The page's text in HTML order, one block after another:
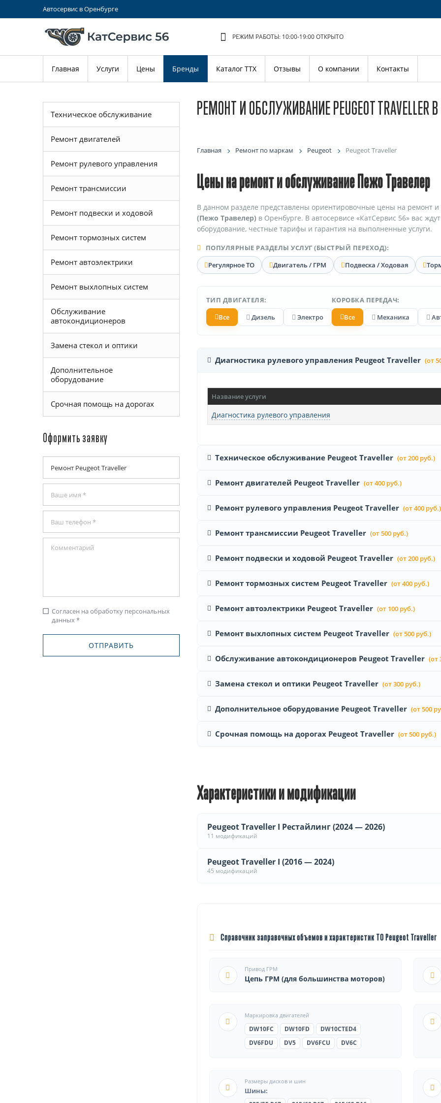
Автосервис в Оренбурге
РЕЖИМ РАБОТЫ: 10:00-19:00ОТКРЫТО
Главная Услуги Цены Бренды Каталог ТТХ Отзывы О компании Контакты
РЕМОНТ И ОБСЛУЖИВАНИЕ PEUGEOT TRAVELLER
Главная Ремонт по маркам Peugeot Peugeot Traveller
Цены на ремонт и обслуживание Пежо Травелер
В данном разделе представлены ориентировочные цены на ремонт
(Пежо Травелер) в Оренбурге. В автосервисе «КатСервис 56» вас
оборудование, честные тарифы и гарантия на выполненные услуги.
ПОПУЛЯРНЫЕ РАЗДЕЛЫ УСЛУГ (БЫСТРЫЙ ПЕРЕХОД):
Регулярное ТО
Двигатель / ГРМ Подвеска / Ходовая
ТИП ДВИГАТЕЛЯ:
Все
Дизель Электро
КОРОБКА ПЕРЕДАЧ:
Все
Механика
Диагностика рулевого управления Peugeot Traveller (от
Название услуги
Диагностика рулевого управления
Техническое обслуживание Peugeot Traveller (от 200 руб.)
Ремонт двигателей Peugeot Traveller (от 400 руб.)
Ремонт рулевого управления Peugeot Traveller (от 400 руб.)
Ремонт трансмиссии Peugeot Traveller (от 500 руб.)
Ремонт подвески и ходовой Peugeot Traveller (от 200 руб.)
Ремонт тормозных систем Peugeot Traveller (от 400 руб.)
Ремонт автоэлектрики Peugeot Traveller (от 100 руб.)
Ремонт выхлопных систем Peugeot Traveller (от 500 руб.)
Обслуживание автокондиционеров Peugeot Traveller (от
Замена стекол и оптики Peugeot Traveller (от 300 руб.)
Дополнительное оборудование Peugeot Traveller (от 500
Срочная помощь на дорогах Peugeot Traveller (от 500 руб.)
Характеристики и модификации
Peugeot Traveller I Рестайлинг (2024 — 2026)
11 модификаций
Peugeot Traveller I (2016 — 2024)
45 модификаций
Справочник заправочных объемов и характеристик ТО Peugeot Traveller
Привод ГРМ
Цепь ГРМ (для большинства моторов)
Маркировка двигателей
DW10FC
DW10FD
DW10CTED4
DV6FDU
DV5 DV6FCU DV6C
Размеры дисков и шин
Шины:
Техническое обслуживание
Ремонт двигателей
Ремонт рулевого управления
Ремонт трансмиссии
Ремонт подвески и ходовой
Ремонт тормозных систем
Ремонт автоэлектрики
Ремонт выхлопных систем
Обслуживание
автокондиционеров
Замена стекол и оптики
Дополнительное
оборудование
Срочная помощь на дорогах
Оформить заявку
check_box_outline_blank Согласен на обработку персональных
данных *